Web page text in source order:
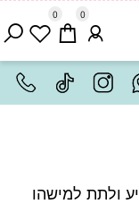
0 0